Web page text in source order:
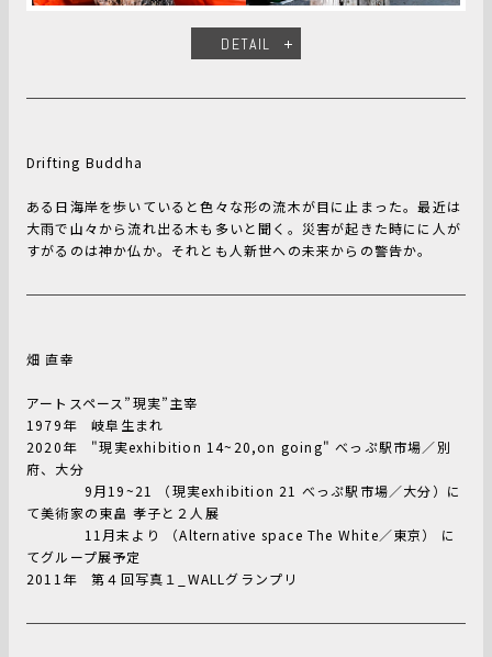
DETAIL
Drifting Buddha
ある日海岸を歩いていると色々な形の流木が目に止まった。最近は
大雨で山々から流れ出る木も多いと聞く。災害が起きた時にに人が
すがるのは神か仏か。それとも人新世への未来からの警告か。
畑 直幸
アートスペース”現実”主宰
1979年 岐阜生まれ
2020年 "現実exhibition 14~20,on going" べっぷ駅市場／別
府、大分
9月19~21 （現実exhibition 21 べっぷ駅市場／大分）に
て美術家の東畠 孝子と２人展
11月末より （Alternative space The White／東京） に
てグループ展予定
2011年 第４回写真１_WALLグランプリ